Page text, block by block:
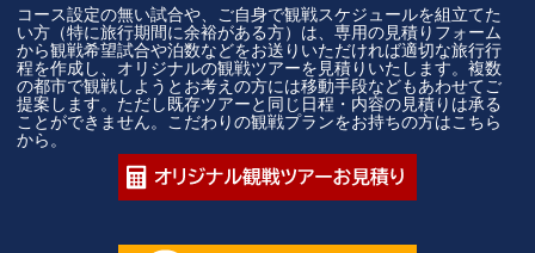
コース設定の無い試合や、ご自身で観戦スケジュールを組立てた
い方（特に旅行期間に余裕がある方）は、専用の見積りフォーム
から観戦希望試合や泊数などをお送りいただければ適切な旅行行
程を作成し、オリジナルの観戦ツアーを見積りいたします。複数
の都市で観戦しようとお考えの方には移動手段などもあわせてご
提案します。ただし既存ツアーと同じ日程・内容の見積りは承る
ことができません。こだわりの観戦プランをお持ちの方はこちら
から。